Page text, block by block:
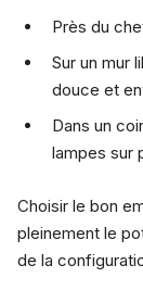
Près du
Sur un mur
douce et
Dans un
lampes sur
Choisir le bon
pleinement le
de la